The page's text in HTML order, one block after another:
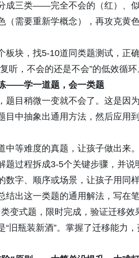
成三类——完全不会的（红）、
（需要重新学概念），再攻克
板块，找5-10道同类题测试，正
听，不会的还是不会”的低效循
——学一道题，会一类题
题目稍微一变就不会了。这是因
目中抽象出通用方法，然后应用
中等难度的真题，让孩子做出来
题过程拆成3-5个关键步骤，并说
数字、顺序或场景，让孩子用同
结出这一类题的通用解法，写在
类变式题，限时完成，验证迁移效
“旧瓶装新酒”。掌握了迁移能力